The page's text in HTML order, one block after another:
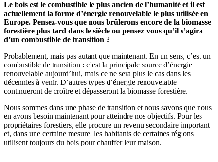
Le bois est le combustible le plus ancien de l’humanité et il est
actuellement la forme d’énergie renouvelable le plus utilisée en
Europe. Pensez-vous que nous brûlerons encore de la biomasse
forestière plus tard dans le siècle ou pensez-vous qu’il s’agira
d’un combustible de transition ?
Probablement, mais pas autant que maintenant. En un sens, c’est un
combustible de transition : c’est la principale source d’énergie
renouvelable aujourd’hui, mais ce ne sera plus le cas dans les
décennies à venir. D’autres types d’énergie renouvelable
continueront de croître et dépasseront la biomasse forestière.
Nous sommes dans une phase de transition et nous savons que nous
en avons besoin maintenant pour atteindre nos objectifs. Pour les
propriétaires forestiers, elle procure un revenu secondaire important
et, dans une certaine mesure, les habitants de certaines régions
utilisent toujours du bois pour chauffer leur maison.